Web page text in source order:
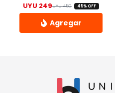
UYU450El precio
UYU 249 El precio
45% OFF